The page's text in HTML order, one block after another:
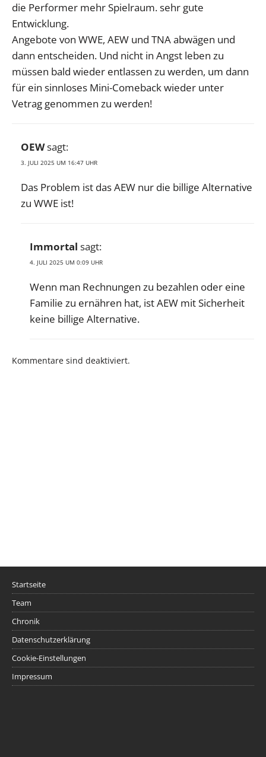
die Performer mehr Spielraum. sehr gute
Entwicklung.
Angebote von WWE, AEW und TNA abwägen und
dann entscheiden. Und nicht in Angst leben zu
müssen bald wieder entlassen zu werden, um dann
für ein sinnloses Mini-Comeback wieder unter
Vetrag genommen zu werden!
OEWsagt:
3. JULI 2025 UM 16:47 UHR
Das Problem ist das AEW nur die billige Alternative
zu WWE ist!
Immortal sagt:
4. JULI 2025 UM 0:09 UHR
Wenn man Rechnungen zu bezahlen oder eine
Familie zu ernähren hat, ist AEW mit Sicherheit
keine billige Alternative.
Kommentare sind deaktiviert.
Startseite
Team
Chronik
Datenschutzerklärung
Cookie-Einstellungen
Impressum